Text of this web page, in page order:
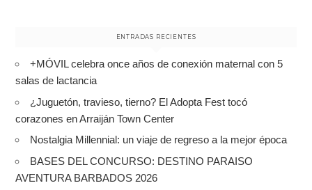
ENTRADAS RECIENTES
+MÓVIL celebra once años de conexión maternal con 5
salas de lactancia
¿Juguetón, travieso, tierno? El Adopta Fest tocó
corazones en Arraiján Town Center
Nostalgia Millennial: un viaje de regreso a la mejor época
BASES DEL CONCURSO: DESTINO PARAISO
AVENTURA BARBADOS 2026